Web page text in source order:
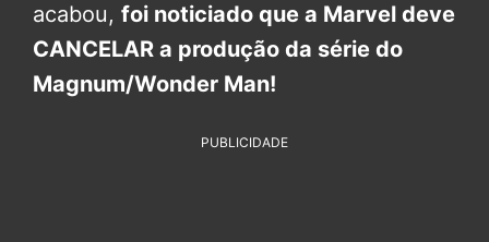
acabou, foi noticiado que a Marvel deve
CANCELAR a produção da série do
Magnum/Wonder Man!
PUBLICIDADE